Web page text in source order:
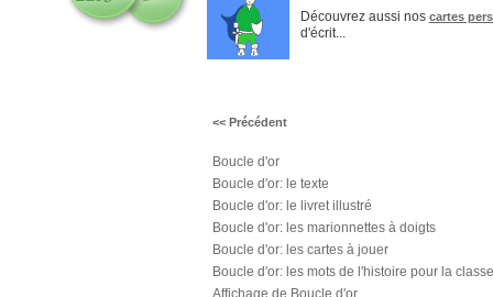
Découvrez aussi nos cartes
d'écrit...
<< Précédent
Boucle d'or
Boucle d'or: le texte
Boucle d'or: le livret illustré
Boucle d'or: les marionnettes à doigts
Boucle d'or: les cartes à jouer
Boucle d'or: les mots de l'histoire pour la classe
Affichage de Boucle d'or